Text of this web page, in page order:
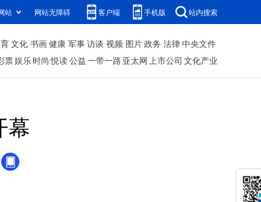
站 网站无障碍 客户端 手机版 站内搜索
文化 书画健康 军事访谈 视频 图片政务 法律中央文件
票娱乐时尚 悦读公益一带一路 亚太网上市公司 文化产业
幕